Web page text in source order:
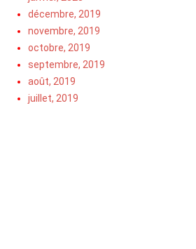
décembre, 2019
novembre, 2019
octobre, 2019
septembre, 2019
août, 2019
juillet, 2019